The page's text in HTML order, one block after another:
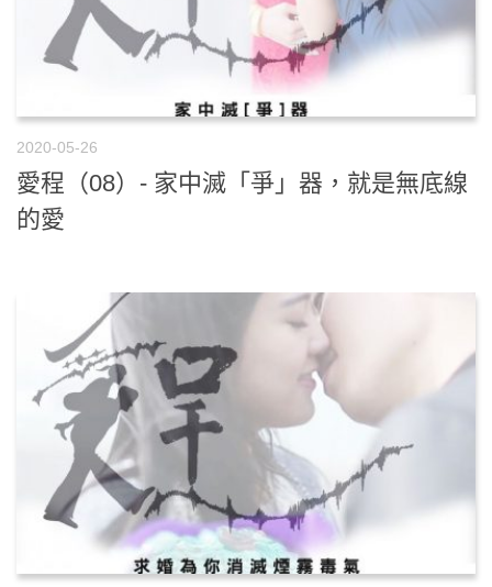
2020-05-26
愛程（08）- 家中滅「爭」器，就是無底線
的愛